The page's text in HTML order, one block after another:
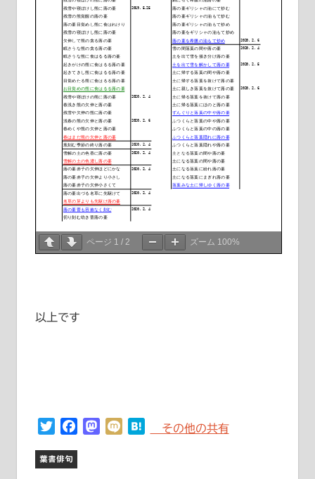
ページ 1 / 2 ズーム 100%
以上です
TwitterFacebookMastodon
Mixi Hatena
その他の共有
葉書俳句